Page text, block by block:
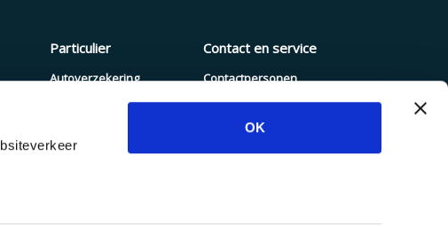
OK
Particulier
Autoverzekering
Pakketverzekering
Zorgverzekering
Contact en service
Contactpersonen
Schade melden
Blogs en nieuws
Dienstenwijzer